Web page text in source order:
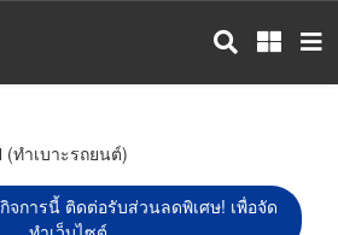
(ทำเบาะรถยนต์)
จการนี้ ติดต่อรับส่วนลดพิเศษ! เพื่อจัด